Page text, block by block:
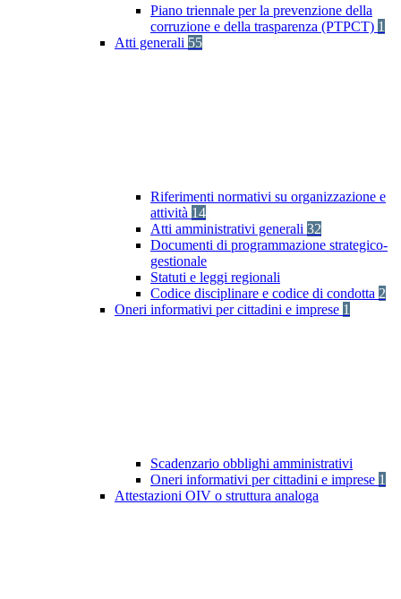
Piano triennale per la prevenzione della
corruzione e della trasparenza (PTPCT) 1
Atti generali 55
Riferimenti normativi su organizzazione e
attività 14
Atti amministrativi generali 32
Documenti di programmazione strategico-
gestionale
Statuti e leggi regionali
Codice disciplinare e codice di condotta 2
Oneri informativi per cittadini e imprese 1
Scadenzario obblighi amministrativi
Oneri informativi per cittadini e imprese 1
Attestazioni OIV o struttura analoga